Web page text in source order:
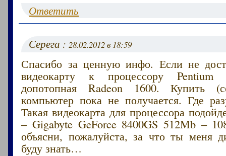
Ответить
Серега :28.02.2012 в 18:59
Спасибо за ценную инфо. Если не
видеокарту к процессору
допотопная Radeon 1600. Купить
компьютер пока не получается. Где
Такая видеокарта для процессора
– Gigabyte GeForce 8400GS 512Mb –
объясни, пожалуйста, за что ты меня
буду знать…